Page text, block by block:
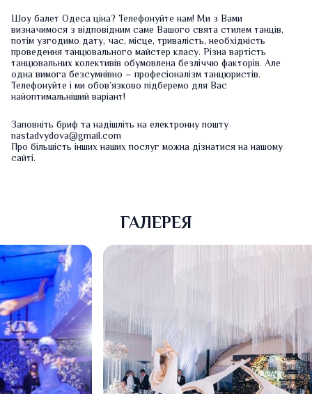
Шоу балет Одеса ціна? Телефонуйте нам! Ми з Вами
визначимося з відповідним саме Вашого свята стилем танців,
потім узгодимо дату, час, місце, тривалість, необхідність
проведення танцювального майстер класу. Різна вартість
танцювальних колективів обумовлена ​​безліччю факторів. Але
одна вимога безсумнівно – професіоналізм танцюристів.
Телефонуйте і ми обов’язково підберемо для Вас
найоптимальніший варіант!
Заповніть бриф та надішліть на електронну пошту
nastadvydova@gmail.com
Про більшість інших наших послуг можна дізнатися на нашому
сайті.
ГАЛЕРЕЯ